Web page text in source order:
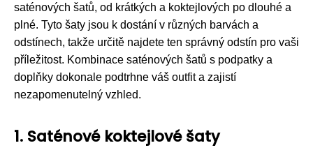
saténových šatů, od krátkých a koktejlových po dlouhé a
plné. Tyto šaty jsou k dostání v různých barvách a
odstínech, takže určitě najdete ten správný odstín pro vaši
příležitost. Kombinace saténových šatů s podpatky a
doplňky dokonale podtrhne váš outfit a zajistí
nezapomenutelný vzhled.
1. Saténové koktejlové šaty